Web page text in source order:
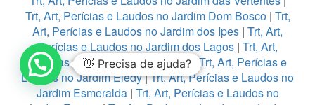
Trt, Art, Perícias e Laudos no Jardim Dom Bosco| Trt,
Art, Perícias e Laudos no Jardim dos Ipes | Trt, Art,
Perícias e Laudos no Jardim dos Lagos | Trt, Art,
Perícias e Laudos no Jardim Edi|Trt, Art, Perícias e
Laudos no Jardim Eledy|Trt, Art, Perícias e Laudos no
Jardim Esmeralda| Trt, Art, Perícias e Laudos no
👋 Precisa de ajuda?